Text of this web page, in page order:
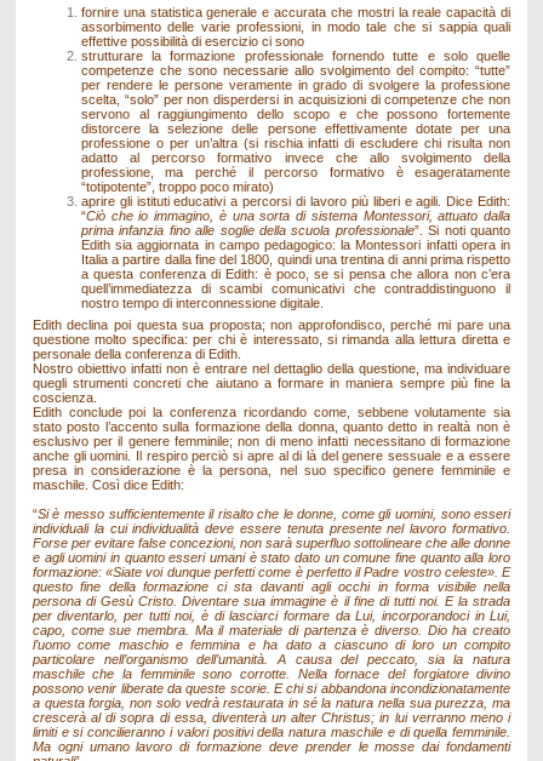
fornire una statistica generale e accurata che mostri la reale capacità di
assorbimento delle varie professioni, in modo tale che si sappia quali
effettive possibilità di esercizio ci sono
strutturare la formazione professionale fornendo tutte e solo quelle
competenze che sono necessarie allo svolgimento del compito: “tutte”
per rendere le persone veramente in grado di svolgere la professione
scelta, “solo” per non disperdersi in acquisizioni di competenze che non
servono al raggiungimento dello scopo e che possono fortemente
distorcere la selezione delle persone effettivamente dotate per una
professione o per un’altra (si rischia infatti di escludere chi risulta non
adatto al percorso formativo invece che allo svolgimento della
professione, ma perché il percorso formativo è esageratamente
“totipotente”, troppo poco mirato)
aprire gli istituti educativi a percorsi di lavoro più liberi e agili. Dice Edith:
“Ciò che io immagino, è una sorta di sistema Montessori, attuato dalla
prima infanzia fino alle soglie della scuola professionale”. Si noti quanto
Edith sia aggiornata in campo pedagogico: la Montessori infatti opera in
Italia a partire dalla fine del 1800, quindi una trentina di anni prima rispetto
a questa conferenza di Edith: è poco, se si pensa che allora non c’era
quell’immediatezza di scambi comunicativi che contraddistinguono il
nostro tempo di interconnessione digitale.
Edith declina poi questa sua proposta; non approfondisco, perché mi pare una
questione molto specifica: per chi è interessato, si rimanda alla lettura diretta e
personale della conferenza di Edith.
Nostro obiettivo infatti non è entrare nel dettaglio della questione, ma individuare
quegli strumenti concreti che aiutano a formare in maniera sempre più fine la
coscienza.
Edith conclude poi la conferenza ricordando come, sebbene volutamente sia
stato posto l’accento sulla formazione della donna, quanto detto in realtà non è
esclusivo per il genere femminile; non di meno infatti necessitano di formazione
anche gli uomini. Il respiro perciò si apre al di là del genere sessuale e a essere
presa in considerazione è la persona, nel suo specifico genere femminile e
maschile. Così dice Edith:
“Si è messo sufficientemente il risalto che le donne, come gli uomini, sono esseri
individuali la cui individualità deve essere tenuta presente nel lavoro formativo.
Forse per evitare false concezioni, non sarà superfluo sottolineare che alle donne
e agli uomini in quanto esseri umani è stato dato un comune fine quanto alla loro
formazione: «Siate voi dunque perfetti come è perfetto il Padre vostro celeste». E
questo fine della formazione ci sta davanti agli occhi in forma visibile nella
persona di Gesù Cristo. Diventare sua immagine è il fine di tutti noi. E la strada
per diventarlo, per tutti noi, è di lasciarci formare da Lui, incorporandoci in Lui,
capo, come sue membra. Ma il materiale di partenza è diverso. Dio ha creato
l’uomo come maschio e femmina e ha dato a ciascuno di loro un compito
particolare nell’organismo dell’umanità. A causa del peccato, sia la natura
maschile che la femminile sono corrotte. Nella fornace del forgiatore divino
possono venir liberate da queste scorie. E chi si abbandona incondizionatamente
a questa forgia, non solo vedrà restaurata in sé la natura nella sua purezza, ma
crescerà al di sopra di essa, diventerà un alter Christus; in lui verranno meno i
limiti e si concilieranno i valori positivi della natura maschile e di quella femminile.
Ma ogni umano lavoro di formazione deve prender le mosse dai fondamenti